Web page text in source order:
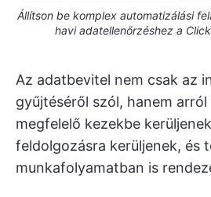
Állítson be komplex automatizálási
havi adatellenőrzéshez a
Az adatbevitel nem csak az
gyűjtéséről szól, hanem
megfelelő kezekbe
feldolgozásra kerüljenek, és
munkafolyamatban is